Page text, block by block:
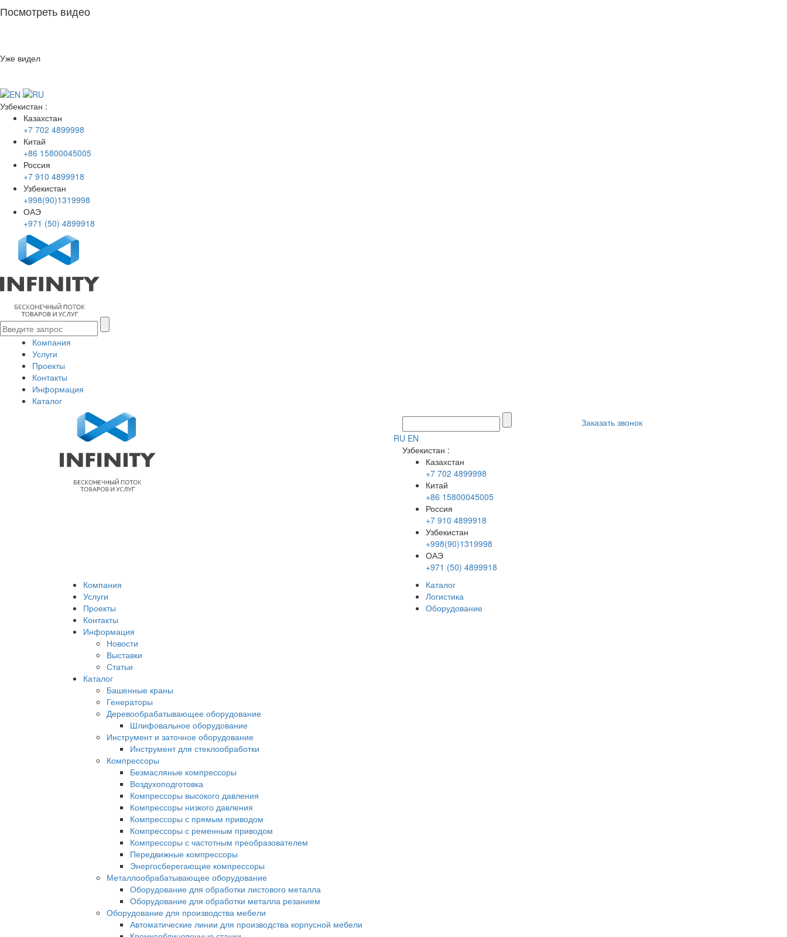
Посмотреть видео
Уже видел
Узбекистан :
Казахстан
+7 702 4899998
Китай
+86 15800045005
Россия
+7 910 4899918
Узбекистан
+998(90)1319998
ОАЭ
+971 (50) 4899918
Компания
Услуги
Проекты
Контакты
Информация
Каталог
Заказать звонок
RU EN
Узбекистан :
Казахстан
+7 702 4899998
Китай
+86 15800045005
Россия
+7 910 4899918
Узбекистан
+998(90)1319998
ОАЭ
+971 (50) 4899918
Компания
Услуги
Проекты
Контакты
Информация
Новости
Выставки
Статьи
Каталог
Башенные краны
Генераторы
Деревообрабатывающее оборудование
Шлифовальное оборудование
Инструмент и заточное оборудование
Инструмент для стеклообработки
Компрессоры
Безмасляные компрессоры
Воздухоподготовка
Компрессоры высокого давления
Компрессоры низкого давления
Компрессоры с прямым приводом
Компрессоры с ременным приводом
Компрессоры с частотным преобразователем
Передвижные компрессоры
Энергосберегающие компрессоры
Металлообрабатывающее оборудование
Оборудование для обработки листового металла
Оборудование для обработки металла резанием
Оборудование для производства мебели
Автоматические линии для производства корпусной мебели
Каталог
Логистика
Оборудование